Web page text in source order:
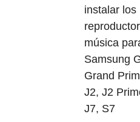
instalar los
música
Samsung
Grand
J2, J2
J7, S7